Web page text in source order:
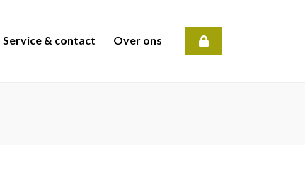
Service & contact Over ons